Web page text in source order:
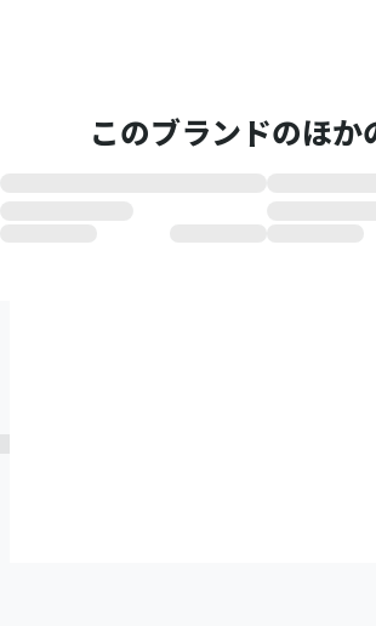
このブランドのほか